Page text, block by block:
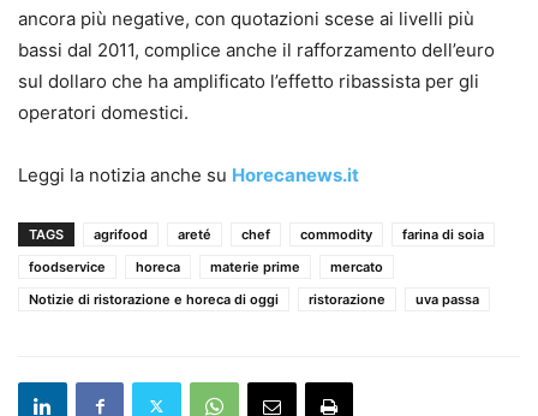
ancora più negative, con quotazioni scese ai livelli più
bassi dal 2011, complice anche il rafforzamento dell’euro
sul dollaro che ha amplificato l’effetto ribassista per gli
operatori domestici.
Leggi la notizia anche su Horecanews.it
TAGS agrifood areté chef commodity
farina di soia
foodservice
horeca materie prime
mercato
Notizie di ristorazione e horeca di oggi
ristorazione uva passa